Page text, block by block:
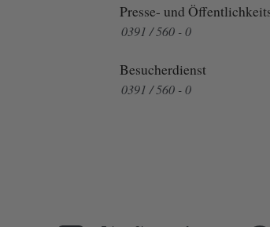
Presse- und
0391 / 560 - 0
Besucherdienst
0391 / 560 - 0